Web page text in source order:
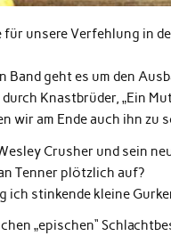
für unsere Verfehlung in
Band geht es um den
Knastbrüder, „Ein
wir am Ende auch ihn zu
Crusher und sein
Tenner plötzlich auf?
ich stinkende kleine
„epischen“